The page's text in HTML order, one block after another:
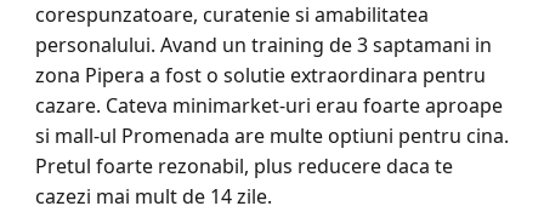
corespunzatoare, curatenie si amabilitatea
personalului. Avand un training de 3 saptamani in
zona Pipera a fost o solutie extraordinara pentru
cazare. Cateva minimarket-uri erau foarte aproape
si mall-ul Promenada are multe optiuni pentru cina.
Pretul foarte rezonabil, plus reducere daca te
cazezi mai mult de 14 zile.